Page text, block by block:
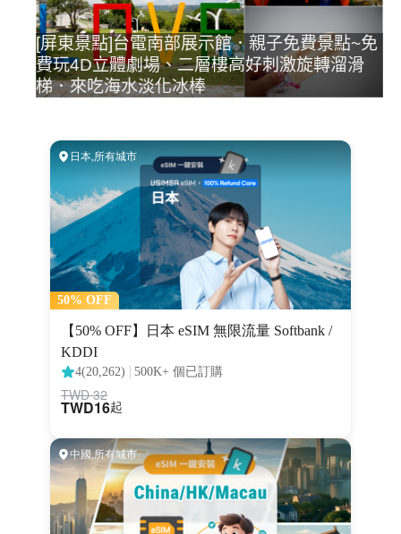
[屏東景點]台電南部展示館．親子免費景點~免
費玩4D立體劇場、二層樓高好刺激旋轉溜滑
梯．來吃海水淡化冰棒